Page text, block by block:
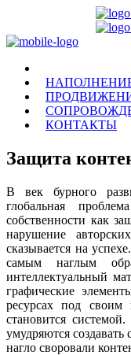
КОНТАКТЫ
Защита
В век бурного
глобальная
собственности как
нарушение
сказывается на
самым наглым
интеллектуальный
графические
ресурсах под своим
становится
умудряются
нагло своровали